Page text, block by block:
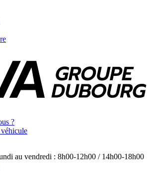
?
au vendredi : 8h00-12h00 / 14h00-18h00